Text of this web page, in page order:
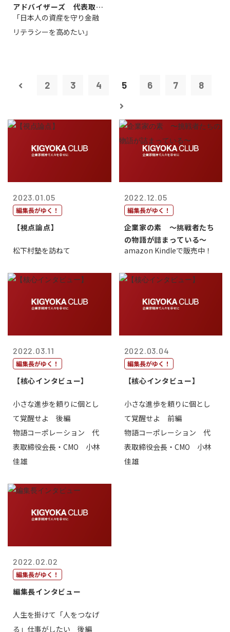
アドバイザーズ 代表取締
役会長 篠田...
「日本人の資産を守り金融
リテラシーを高めたい」
2 3 4 5 6 7 8
2023.01.05
編集長がゆく！
【視点論点】
松下村塾を訪ねて
2022.12.05
編集長がゆく！
企業家の素 〜挑戦者たち
の物語が詰まっている〜
amazon Kindleで販売中！
2022.03.11
編集長がゆく！
【核心インタビュー】
小さな進歩を頼りに個とし
て覚醒せよ 後編
物語コーポレーション 代
表取締役会長・CMO 小林
佳雄
2022.03.04
編集長がゆく！
【核心インタビュー】
小さな進歩を頼りに個とし
て覚醒せよ 前編
物語コーポレーション 代
表取締役会長・CMO 小林
佳雄
2022.02.02
編集長がゆく！
編集長インタビュー
人生を掛けて「人をつなげ
る」仕事がしたい 後編